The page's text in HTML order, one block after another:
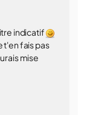
indicatif
t'en fais pas
mise